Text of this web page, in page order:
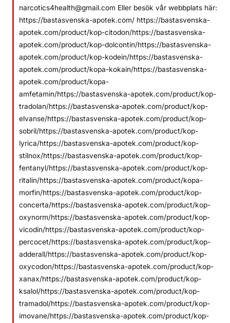
narcotics4health@gmail.com Eller besök vår webbplats här:
https://bastasvenska-apotek.com/ https://bastasvenska-
apotek.com/product/kop-citodon/https://bastasvenska-
apotek.com/product/kop-dolcontin/https://bastasvenska-
apotek.com/product/kop-kodein/https://bastasvenska-
apotek.com/product/kopa-kokain/https://bastasvenska-
apotek.com/product/kopa-
amfetamin/https://bastasvenska-apotek.com/product/kop-
tradolan/https://bastasvenska-apotek.com/product/kop-
elvanse/https://bastasvenska-apotek.com/product/kop-
sobril/https://bastasvenska-apotek.com/product/kop-
lyrica/https://bastasvenska-apotek.com/product/kop-
stilnox/https://bastasvenska-apotek.com/product/kop-
fentanyl/https://bastasvenska-apotek.com/product/kop-
ritalin/https://bastasvenska-apotek.com/product/kopa-
morfin/https://bastasvenska-apotek.com/product/kop-
concerta/https://bastasvenska-apotek.com/product/kop-
oxynorm/https://bastasvenska-apotek.com/product/kop-
vicodin/https://bastasvenska-apotek.com/product/kop-
percocet/https://bastasvenska-apotek.com/product/kop-
adderall/https://bastasvenska-apotek.com/product/kop-
oxycodon/https://bastasvenska-apotek.com/product/kop-
xanax/https://bastasvenska-apotek.com/product/kop-
ksalol/https://bastasvenska-apotek.com/product/kop-
tramadol/https://bastasvenska-apotek.com/product/kop-
imovane/https://bastasvenska-apotek.com/product/kop-